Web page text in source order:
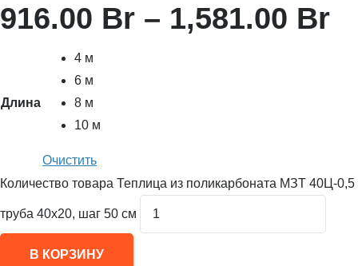
916.00 Br – 1,581.00 Br
Длина
4 м
6 м
8 м
10 м
Очистить
Количество товара Теплица из поликарбоната МЗТ 40Ц-0,5
труба 40х20, шаг 50 см
В КОРЗИНУ